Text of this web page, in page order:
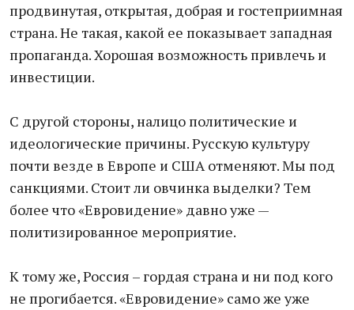
продвинутая, открытая, добрая и гостеприимная
страна. Не такая, какой ее показывает западная
пропаганда. Хорошая возможность привлечь и
инвестиции.
С другой стороны, налицо политические и
идеологические причины. Русскую культуру
почти везде в Европе и США отменяют. Мы под
санкциями. Стоит ли овчинка выделки? Тем
более что «Евровидение» давно уже —
политизированное мероприятие.
К тому же, Россия – гордая страна и ни под кого
не прогибается. «Евровидение» само же уже